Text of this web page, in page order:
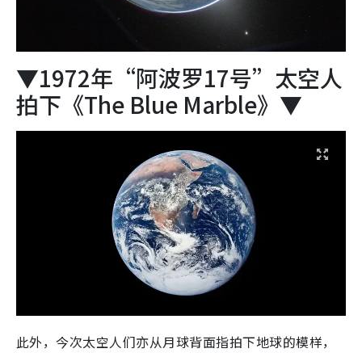
▼1972年“阿波罗17号”太空人
拍下《The Blue Marble》▼
此外，今次太空人们亦从月球背面指拍下地球的模样，